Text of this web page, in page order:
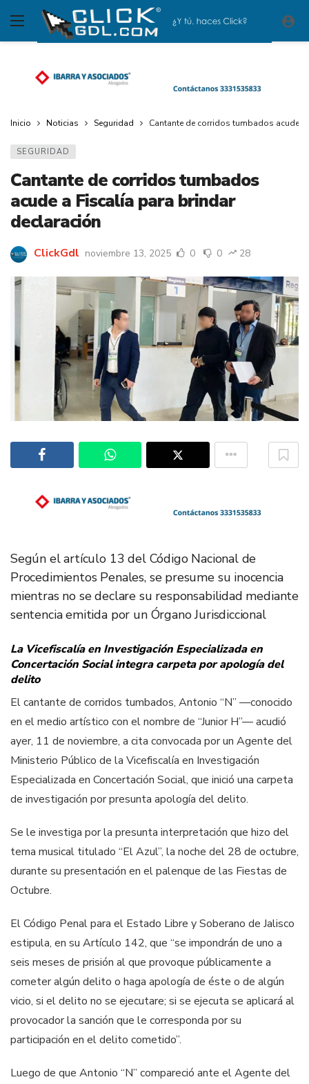
Inicio Noticias Seguridad Cantante de corridos tumbados acude
SEGURIDAD
Cantante de corridos tumbados
acude a Fiscalía para brindar
declaración
ClickGdl noviembre 13, 2025 0 0 28
Según el artículo 13 del Código Nacional de
Procedimientos Penales, se presume su inocencia
mientras no se declare su responsabilidad mediante
sentencia emitida por un Órgano Jurisdiccional
La Vicefiscalía en Investigación Especializada en
Concertación Social integra carpeta por apología del
delito
El cantante de corridos tumbados, Antonio “N” —conocido
en el medio artístico con el nombre de “Junior H”— acudió
ayer, 11 de noviembre, a cita convocada por un Agente del
Ministerio Público de la Vicefiscalía en Investigación
Especializada en Concertación Social, que inició una carpeta
de investigación por presunta apología del delito.
Se le investiga por la presunta interpretación que hizo del
tema musical titulado “El Azul”, la noche del 28 de octubre,
durante su presentación en el palenque de las Fiestas de
Octubre.
El Código Penal para el Estado Libre y Soberano de Jalisco
estipula, en su Artículo 142, que “se impondrán de uno a
seis meses de prisión al que provoque públicamente a
cometer algún delito o haga apología de éste o de algún
vicio, si el delito no se ejecutare; si se ejecuta se aplicará al
provocador la sanción que le corresponda por su
participación en el delito cometido”.
Luego de que Antonio “N” compareció ante el Agente del